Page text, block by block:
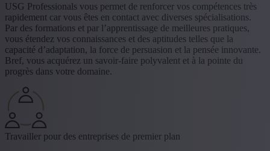
USG Professionals vous permet de renforcer vos compétences très
rapidement car vous êtes en contact avec diverses spécialisations.
Par des formations et par l’apprentissage de meilleures pratiques,
vous étendez vos connaissances et des aptitudes telles que la
capacité d’adaptation, la force de persuasion et la pensée innovante.
Bref, vous acquérez un savoir-faire polyvalent et à la pointe du
progrès dans votre domaine.
Travailler pour des entreprises de premier plan